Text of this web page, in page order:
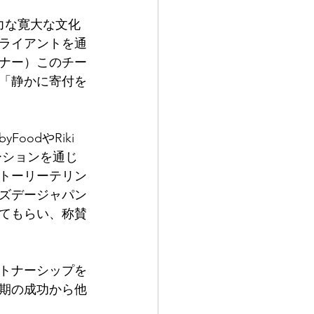
な寛大な文化
イアントを通
ー）このチー
静かに寄付を
やRiki
ョンを通じ
ーリーテリン
デージャパン
もらい、称賛
ナーシップを
の成功から他